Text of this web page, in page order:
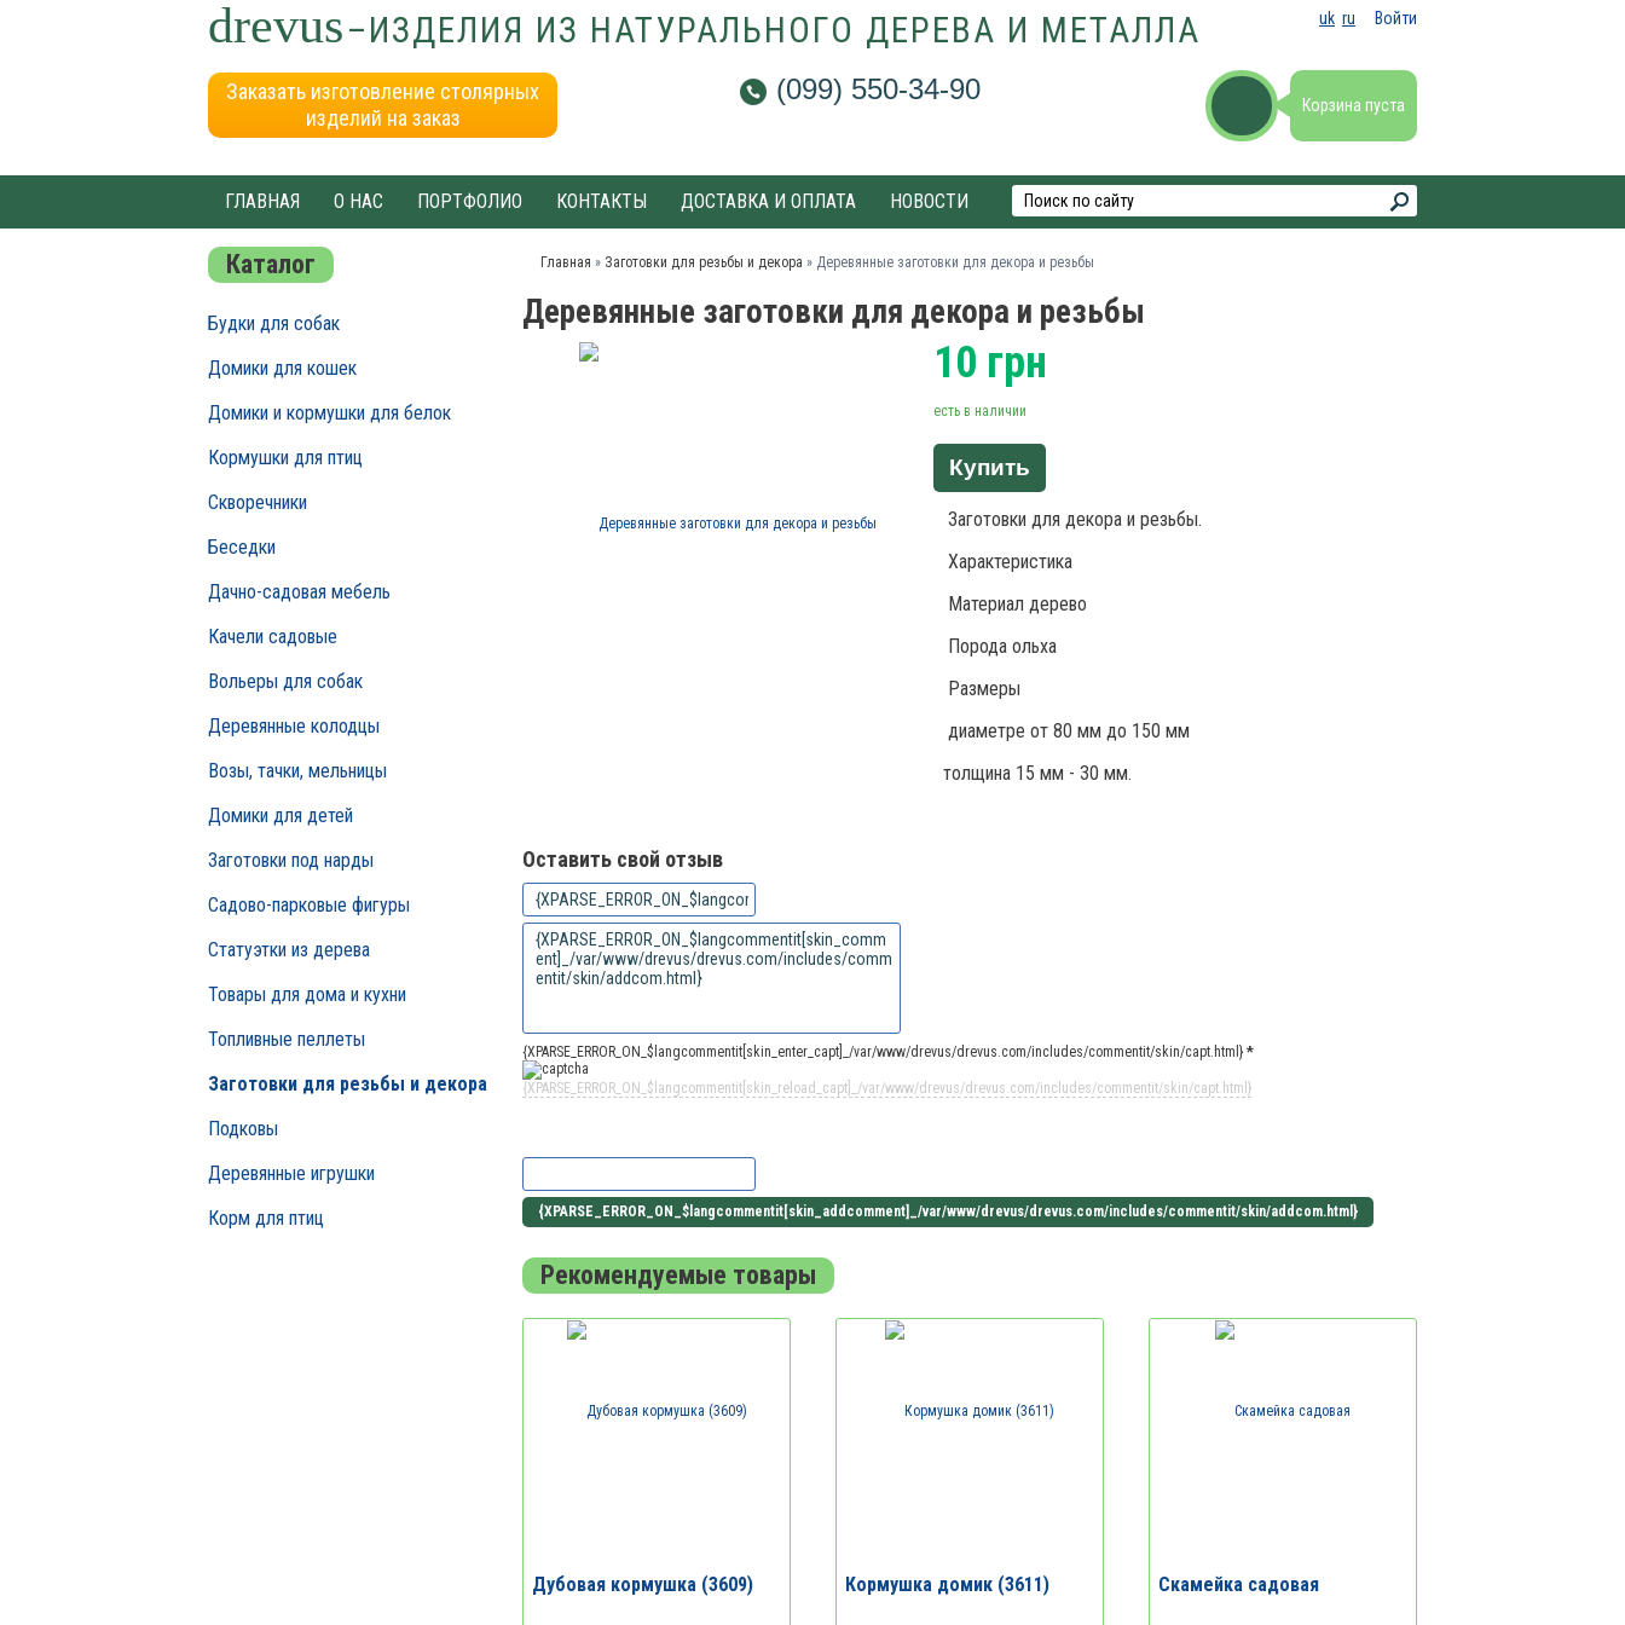
drevus–ИЗДЕЛИЯ ИЗ НАТУРАЛЬНОГО ДЕРЕВА И МЕТАЛЛА Войти
uk ru
Заказать изготовление столярных
изделий на заказ
(099) 550-34-90 Корзина пуста
ГЛАВНАЯ О НАС ПОРТФОЛИО КОНТАКТЫ ДОСТАВКА И ОПЛАТА НОВОСТИ
Каталог
Будки для собак
Домики для кошек
Домики и кормушки для белок
Кормушки для птиц
Скворечники
Беседки
Дачно-садовая мебель
Качели садовые
Вольеры для собак
Деревянные колодцы
Возы, тачки, мельницы
Домики для детей
Заготовки под нарды
Садово-парковые фигуры
Статуэтки из дерева
Товары для дома и кухни
Топливные пеллеты
Заготовки для резьбы и декора
Подковы
Деревянные игрушки
Корм для птиц
Главная » Заготовки для резьбы и декора » Деревянные заготовки для декора и резьбы
Деревянные заготовки для декора и резьбы
10 грн
есть в наличии
Купить
Заготовки для декора и резьбы.
Характеристика
Материал дерево
Порода ольха
Размеры
диаметре от 80 мм до 150 мм
толщина 15 мм - 30 мм.
Оставить свой отзыв
{XPARSE_ERROR_ON_$langcommentit[skin_enter_capt]_/var/www/drevus/drevus.com/includes/commentit/skin/capt.html} *
{XPARSE_ERROR_ON_$langcommentit[skin_reload_capt]_/var/www/drevus/drevus.com/includes/commentit/skin/capt.html}
Рекомендуемые товары
Дубовая кормушка (3609) Кормушка домик (3611) Скамейка садовая